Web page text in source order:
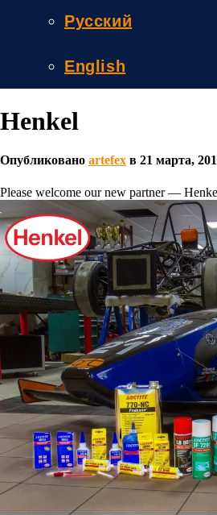
Русский
English
Henkel
Опубликовано artefex в 21 марта,
Please welcome our new partner —